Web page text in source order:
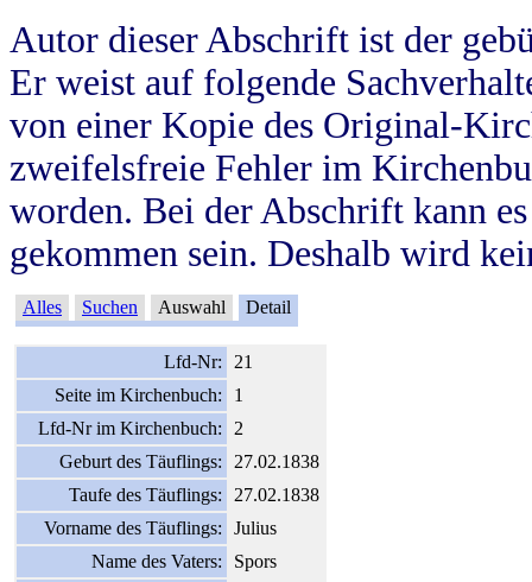
Autor dieser Abschrift ist der
Er weist auf folgende
von einer Kopie des Original-
zweifelsfreie Fehler im
worden. Bei der Abschrift kann
gekommen sein. Deshalb wird
Alles Suchen Auswahl Detail
Lfd-Nr:
21
Seite im Kirchenbuch:
1
Lfd-Nr im Kirchenbuch:
2
Geburt des Täuflings:
27.02.1838
Taufe des Täuflings:
27.02.1838
Vorname des Täuflings:
Julius
Name des Vaters:
Spors